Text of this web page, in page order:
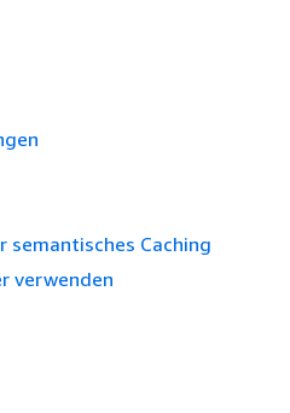
semantisches Caching
verwenden